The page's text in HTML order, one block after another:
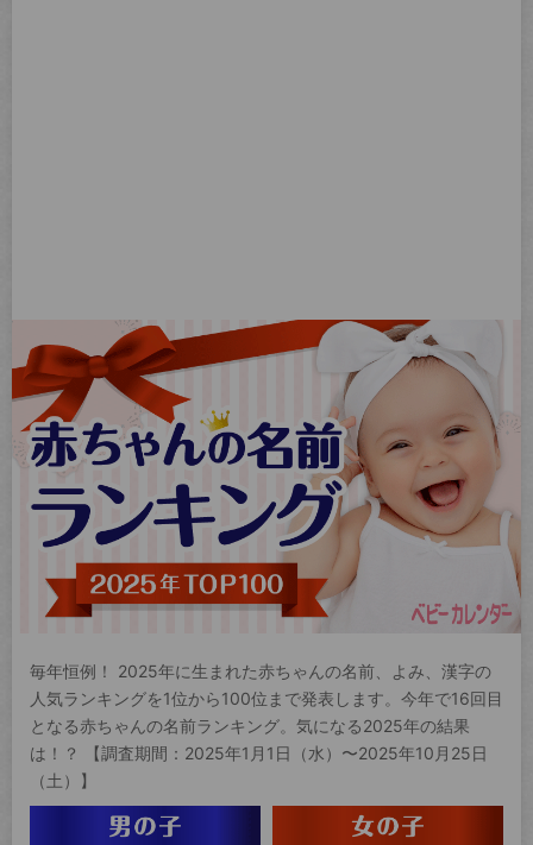
毎年恒例！ 2025年に生まれた赤ちゃんの名前、よみ、漢字の
人気ランキングを1位から100位まで発表します。今年で16回目
となる赤ちゃんの名前ランキング。気になる2025年の結果
は！？ 【調査期間：2025年1月1日（水）〜2025年10月25日
（土）】